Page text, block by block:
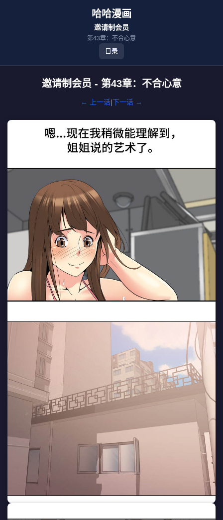
哈哈漫画
邀请制会员
第43章：不合心意
目录
邀请制会员 - 第43章：不合心意
← 上一话|下一话 →